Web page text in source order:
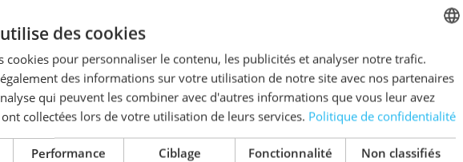
Expédié le jour même — commandez avant 14h
Coût par impression : 0,0460 €
Complétez la série069
ENGLISH
des cookies
cookies pour personnaliser le contenu, les publicités et analyser notre trafic.
des informations sur votre utilisation de notre site avec nos partenaires
qui peuvent les combiner avec d'autres informations que vous leur avez
collectées lors de votre utilisation de leurs services. Politique de confidentialité
Performance Ciblage Fonctionnalité Non classifiés